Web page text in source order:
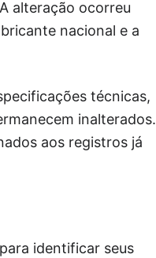
alteração ocorreu
nacional e a
técnicas,
inalterados.
aos registros já
identificar seus